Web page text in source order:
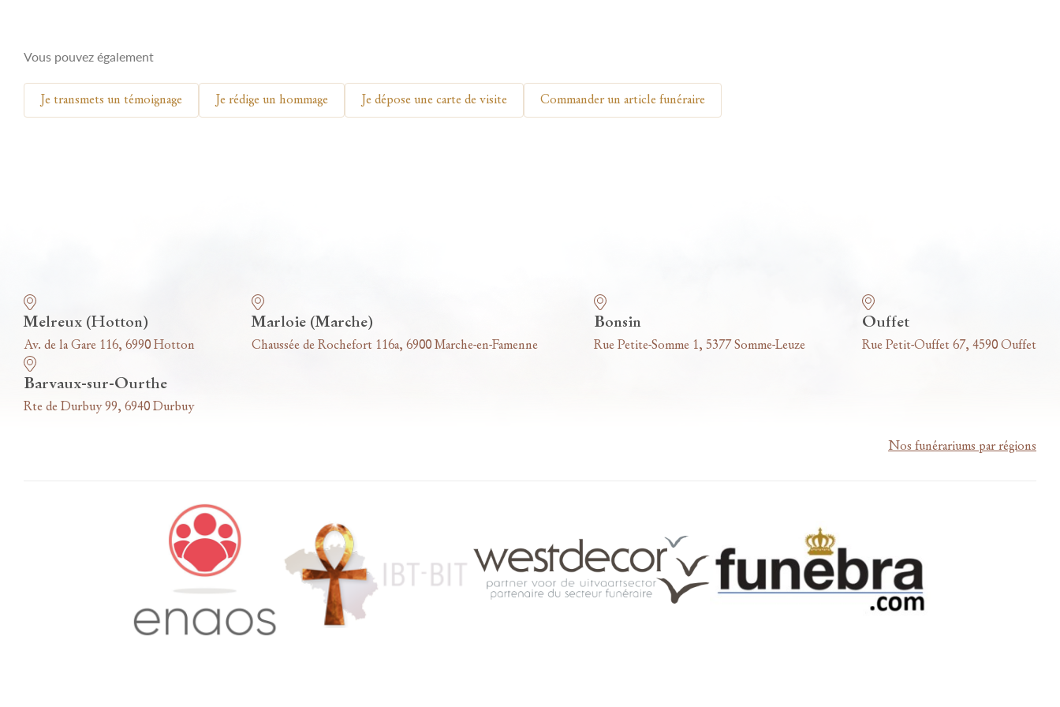
Vous pouvez également
Je transmets un témoignage Je rédige un hommage Je dépose une carte de visite Commander un article funéraire
Melreux (Hotton)
Av. de la Gare 116, 6990 Hotton
Marloie (Marche)
Chaussée de Rochefort 116a, 6900 Marche-en-Famenne
Bonsin
Rue Petite-Somme 1, 5377 Somme-Leuze
Ouffet
Rue Petit-Ouffet 67, 4590 Ouffet
Barvaux-sur-Ourthe
Rte de Durbuy 99, 6940 Durbuy
Nos funérariums par régions